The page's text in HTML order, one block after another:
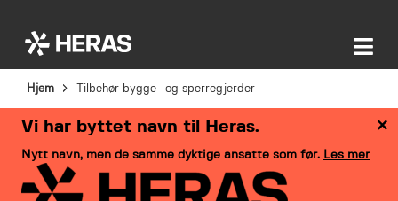
Hjem Tilbehør bygge- og sperregjerder
×
Vi har byttet navn til Heras.
Nytt navn, men de samme dyktige ansatte som før. Les mer